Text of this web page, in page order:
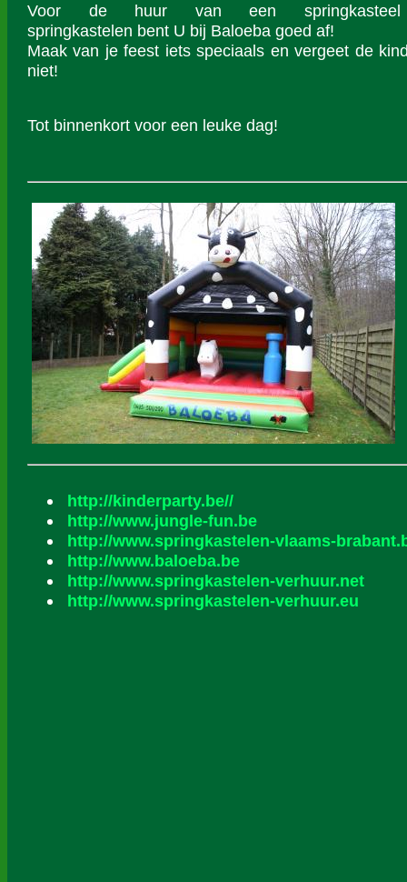
Voor de huur van een
springkastelen bent U bij Baloeba goed af!
Maak van je feest iets speciaals en vergeet de
niet!
Tot binnenkort voor een leuke dag!
http://kinderparty.be//
http://www.jungle-fun.be
http://www.springkastelen-vlaams-
http://www.baloeba.be
http://www.springkastelen-verhuur.net
http://www.springkastelen-verhuur.eu